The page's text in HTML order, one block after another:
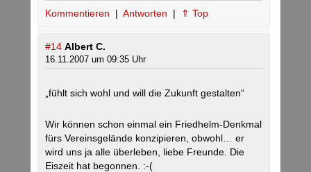
Kommentieren | Antworten | ⇑ Top
#14 Albert C.
16.11.2007 um 09:35 Uhr
„fühlt sich wohl und will die Zukunft gestalten“
Wir können schon einmal ein Friedhelm-Denkmal
fürs Vereinsgelände konzipieren, obwohl… er
wird uns ja alle überleben, liebe Freunde. Die
Eiszeit hat begonnen. :-(